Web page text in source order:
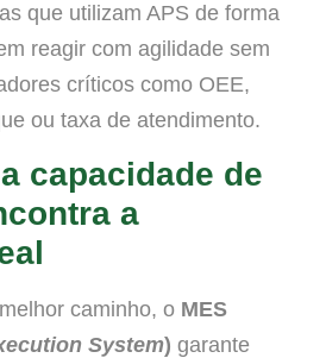
que utilizam APS de forma
reagir com agilidade sem
críticos como OEE,
ou taxa de atendimento.
capacidade de
a
caminho, o MES
System) garante